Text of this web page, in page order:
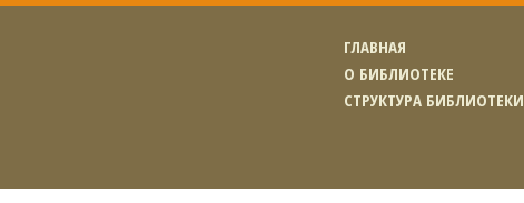
ГЛАВНАЯ
О БИБЛИОТЕКЕ
СТРУКТУРА БИБЛИОТЕКИ